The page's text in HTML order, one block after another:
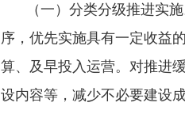
（一）分类分级推进实施
序，优先实施具有一定收益
算、及早投入运营。对推进
设内容等，减少不必要建设